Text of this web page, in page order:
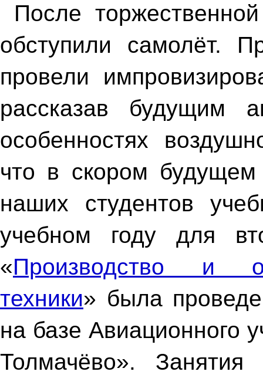
После
обступили самолёт.
провели
рассказав будущим
особенностях
что в скором
наших студентов
учебном году для
«Производство и
техники» была
на базе Авиационного
Толмачёво».